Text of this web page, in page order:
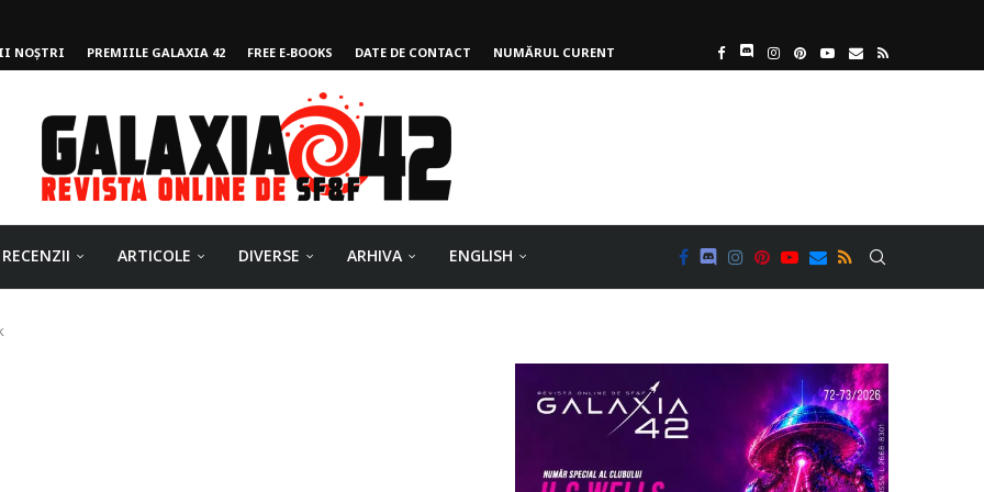
NOȘTRI PREMIILE GALAXIA 42 FREE E-BOOKS DATE DE CONTACT NUMĂRUL CURENT
RECENZII ARTICOLE DIVERSE ARHIVA ENGLISH